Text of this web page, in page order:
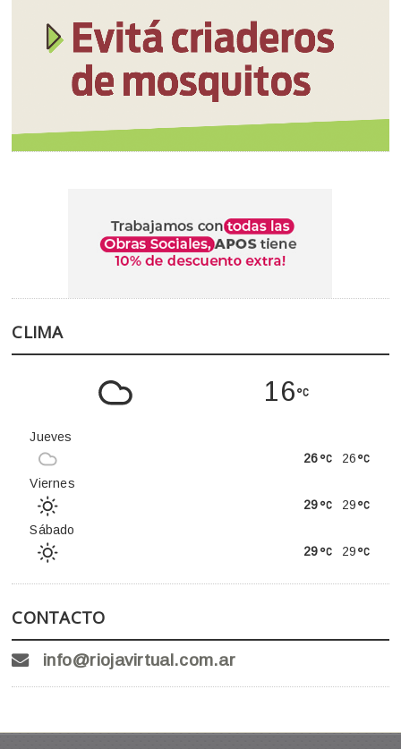
CLIMA
16
Jueves
26
26
Viernes
29
29
Sábado
29
29
CONTACTO
info@riojavirtual.com.ar